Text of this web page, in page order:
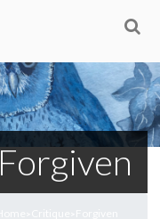
Forgiven